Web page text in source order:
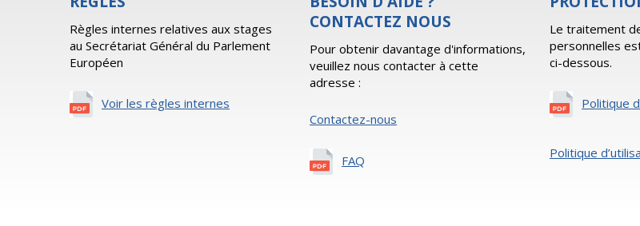
Règles internes relatives aux stages
au Secrétariat Général du Parlement
Européen
Voir les règles internes
CONTACTEZ NOUS
Pour obtenir davantage d'informations,
veuillez nous contacter à cette
adresse :
Contactez-nous
FAQ
Le traitement
personnelles
ci-dessous.
Politique
Politique